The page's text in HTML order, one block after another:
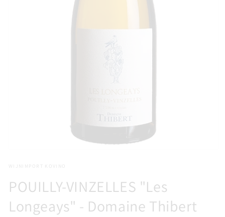
openen
modaal
WIJNIMPORT KOVINO
POUILLY-VINZELLES "Les
Longeays" - Domaine Thibert